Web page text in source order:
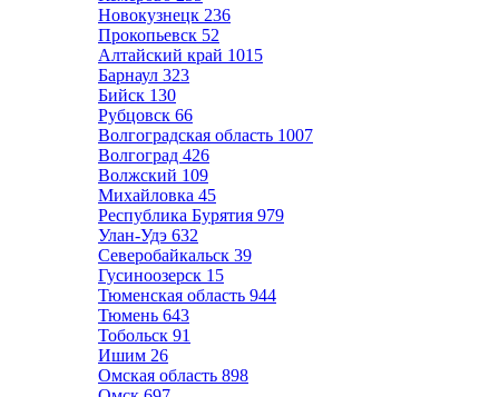
Новокузнецк 236
Прокопьевск 52
Алтайский край 1015
Барнаул 323
Бийск 130
Рубцовск 66
Волгоградская область 1007
Волгоград 426
Волжский 109
Михайловка 45
Республика Бурятия 979
Улан-Удэ 632
Северобайкальск 39
Гусиноозерск 15
Тюменская область 944
Тюмень 643
Тобольск 91
Ишим 26
Омская область 898